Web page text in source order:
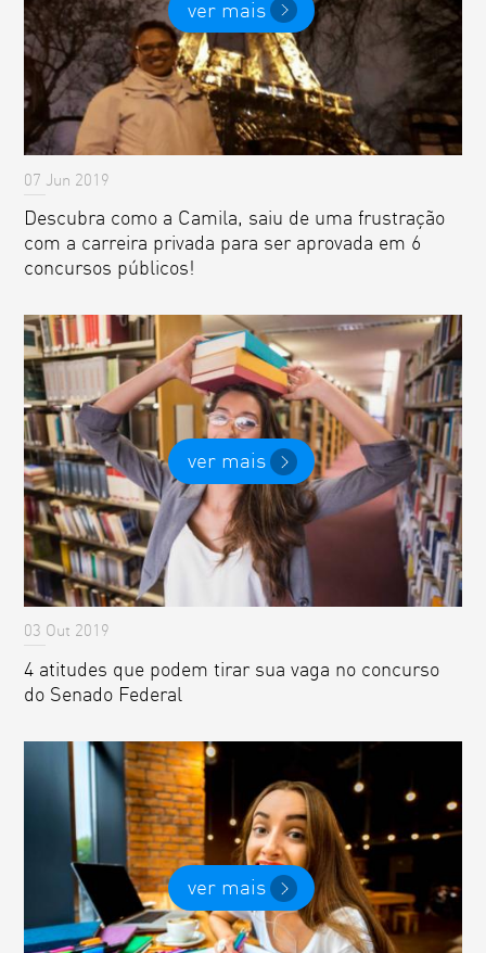
ver mais
07 Jun 2019
Descubra como a Camila, saiu de uma frustração
com a carreira privada para ser aprovada em 6
concursos públicos!
ver mais
03 Out 2019
4 atitudes que podem tirar sua vaga no concurso
do Senado Federal
ver mais